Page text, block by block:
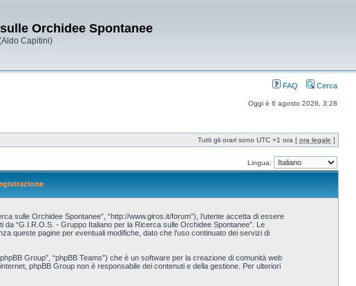
Orchidee Spontanee
Capitini)
FAQ Cerca
Oggi è 6 agosto 2026, 3:28
Tutti gli orari sono UTC +1 ora [ ora legale ]
Lingua:
sulle Orchidee Spontanee”, “http://www.giros.it/forum”), l’utente accetta di essere
“G.I.R.O.S. - Gruppo Italiano per la Ricerca sulle Orchidee Spontanee”. Le
queste pagine per eventuali modifiche, dato che l’uso continuato dei servizi di
Group”, “phpBB Teams”) che è un software per la creazione di comunità web
phpBB Group non è responsabile dei contenuti e della gestione. Per ulteriori